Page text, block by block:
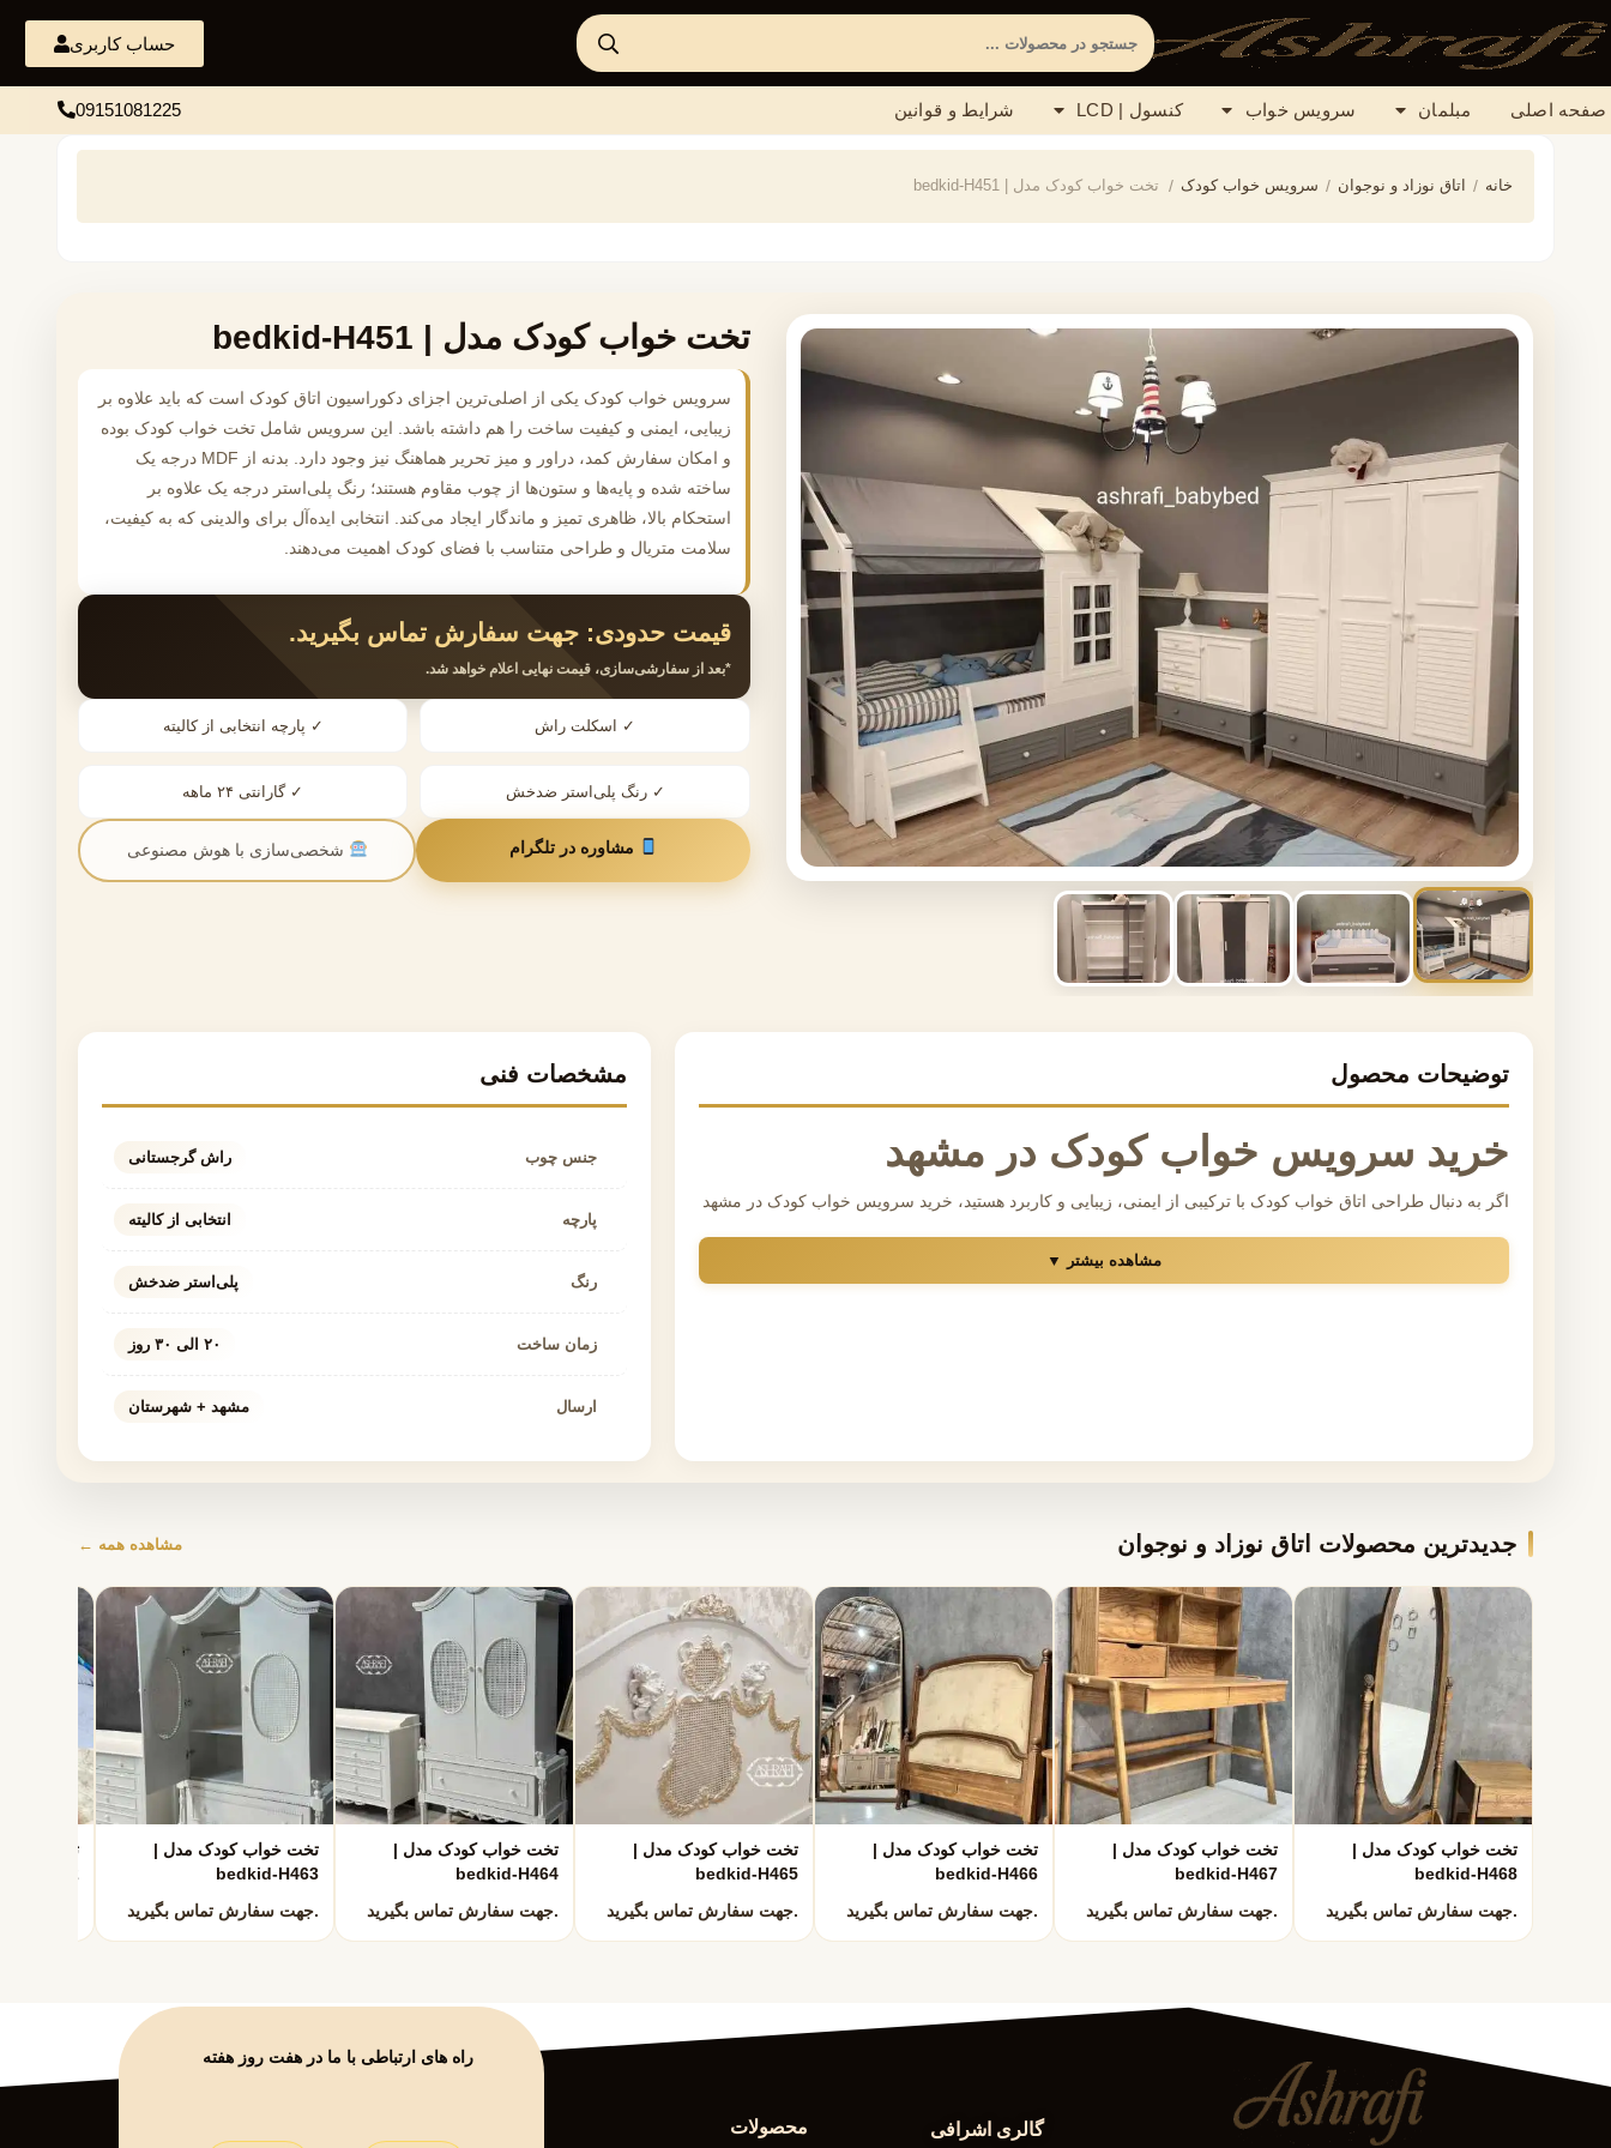
حساب کاربری
صفحه اصلی مبلمان سرویس خواب کنسول | LCD شرایط و قوانین 09151081225
خانه / اتاق نوزاد و نوجوان / سرویس خواب کودک / تخت خواب کودک مدل | bedkid-H451
تخت خواب کودک مدل | bedkid-H451
سرویس خواب کودک یکی از اصلی‌ترین اجزای دکوراسیون اتاق کودک است که باید علاوه بر
زیبایی، ایمنی و کیفیت ساخت را هم داشته باشد. این سرویس شامل تخت خواب کودک بوده
و امکان سفارش کمد، دراور و میز تحریر هماهنگ نیز وجود دارد. بدنه از MDF درجه یک
ساخته شده و پایه‌ها و ستون‌ها از چوب مقاوم هستند؛ رنگ پلی‌استر درجه یک علاوه بر
استحکام بالا، ظاهری تمیز و ماندگار ایجاد می‌کند. انتخابی ایده‌آل برای والدینی که به کیفیت،
سلامت متریال و طراحی متناسب با فضای کودک اهمیت می‌دهند.
قیمت حدودی:جهت سفارش تماس بگیرید.
*بعد از سفارشی‌سازی، قیمت نهایی اعلام خواهد شد.
✓ اسکلت راش ✓ پارچه انتخابی از کالیته
✓ رنگ پلی‌استر ضدخش ✓ گارانتی ۲۴ ماهه
مشاوره در تلگرام شخصی‌سازی با هوش مصنوعی
توضیحات محصول
خرید سرویس خواب کودک در مشهد
اگر به دنبال طراحی اتاق خواب کودک با ترکیبی از ایمنی، زیبایی و کاربرد هستید، خرید سرویس خواب کودک در مشهد
یکی از مهم‌ترین تصمیم‌های دکوراسیونی شماست. سرویس خواب کودک باید علاوه بر جذابیت بصری، استحکام بالا،
لبه‌های ایمن و متریال سالم داشته باشد تا آرامش و رشد فرزندتان را تضمین کند. مجموعه اشرافی با تولید مستقیم
پایه‌ها و ستون‌های چوبی محکم برای استحکام بالا
رنگ پلی‌استر درجه یک با پوشش یکنواخت و ماندگار
طراحی متناسب با ابعاد اتاق کودک و امکان سفارش سرویس کامل یا تکی
امکان سفارش کمد، دراور و میز تحریر هماهنگ با تخت
خرید سرویس خواب کودک مشهد – مستقیم از تولیدی
با خرید مستقیم از کارخانه اشرافی:
قیمت‌های شفاف و بدون واسطه
امکان سفارشی‌سازی رنگ، ابعاد و ترکیب اجزای سرویس
کیفیت ساخت تحت کنترل تیم تولید
ارسال و نصب در مشهد و شهرهای اطراف
ما با تجربه چندین ساله در تولید مبلمان کودک و نوجوان، بهترین گزینه را متناسب با سن، سلیقه و بودجه شما پیشنهاد
تنوع مدل‌های سرویس خواب کودک
در این دسته‌بندی می‌توانید انواع مدل‌های سرویس خواب کودک را مشاهده کنید:
تخت خواب تک‌نفره کودک با طراحی مدرن و رنگ‌های شاد
مشاهده بیشتر ▼
مشخصات فنی
جنس چوب راش گرجستانی
پارچه انتخابی از کالیته
رنگ پلی‌استر ضدخش
زمان ساخت ۲۰ الی ۳۰ روز
ارسال مشهد + شهرستان
جدیدترین محصولات اتاق نوزاد و نوجوان مشاهده همه ←
تخت خواب کودک مدل |
bedkid-H468
جهت سفارش تماس بگیرید.
تخت خواب کودک مدل |
bedkid-H467
جهت سفارش تماس بگیرید.
تخت خواب کودک مدل |
bedkid-H466
جهت سفارش تماس بگیرید.
تخت خواب کودک مدل |
bedkid-H465
جهت سفارش تماس بگیرید.
تخت خواب کودک مدل |
bedkid-H464
جهت سفارش تماس بگیرید.
تخت خواب کودک مدل |
bedkid-H463
جهت سفارش تماس بگیرید.
تخت
H462
گالری اشرافی محصولات
راه های ارتباطی با ما در هفت روز هفته
دستیار هوش مصنوعی
همیشه در خدمت شما